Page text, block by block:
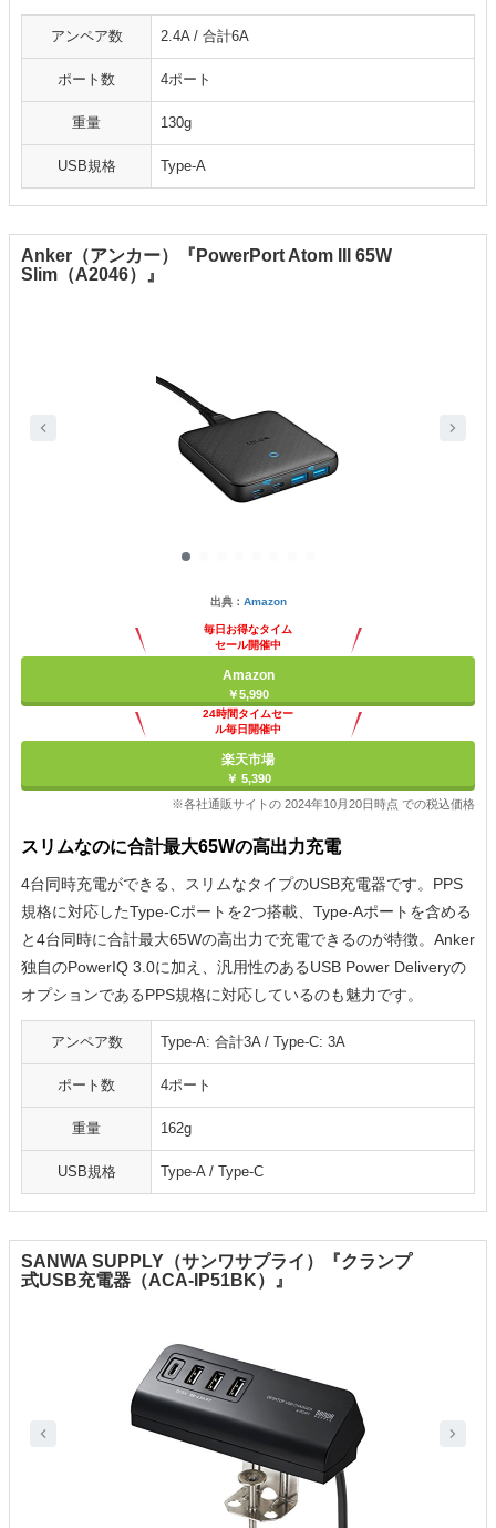
アンペア数 2.4A / 合計6A
ポート数 4ポート
重量 130g
USB規格 Type-A
Anker（アンカー）『PowerPort Atom III 65W
Slim（A2046）』
出典： Amazon
毎日お得なタイム
セール開催中
Amazon
￥5,990
24時間タイムセー
ル毎日開催中
楽天市場
￥ 5,390
※各社通販サイトの 2024年10月20日時点 での税込価格
スリムなのに合計最大65Wの高出力充電
4台同時充電ができる、スリムなタイプのUSB充電器です。PPS
規格に対応したType-Cポートを2つ搭載、Type-Aポートを含める
と4台同時に合計最大65Wの高出力で充電できるのが特徴。Anker
独自のPowerIQ 3.0に加え、汎用性のあるUSB Power Deliveryの
オプションであるPPS規格に対応しているのも魅力です。
アンペア数 Type-A: 合計3A / Type-C: 3A
ポート数 4ポート
重量 162g
USB規格 Type-A / Type-C
SANWA SUPPLY（サンワサプライ）『クランプ
式USB充電器（ACA-IP51BK）』